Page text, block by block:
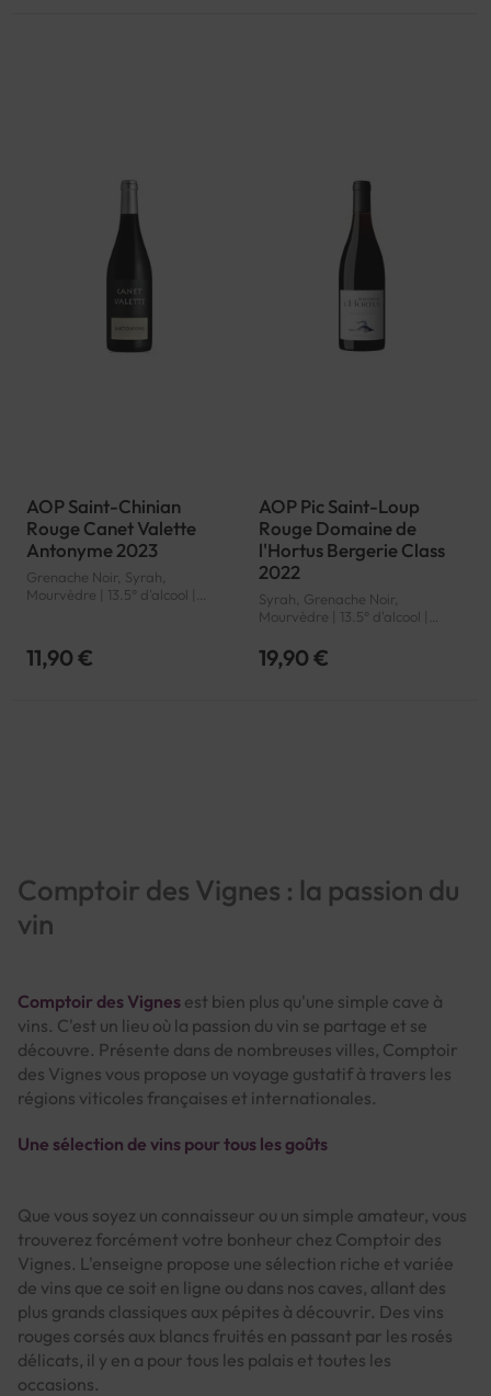
AOP Saint-Chinian
Rouge Canet Valette
Antonyme 2023
Grenache Noir, Syrah,
Mourvèdre | 13.5° d'alcool |
11,90 €
AOP Pic Saint-Loup
Rouge Domaine de
l'Hortus Bergerie Class
2022
Syrah, Grenache Noir,
Mourvèdre | 13.5° d'alcool |
Roussillon | Pic Saint-Loup | AOP
19,90 €
Comptoir des Vignes : la passion du
vin
Comptoir des Vignes est bien plus qu'une simple cave à
vins. C'est un lieu où la passion du vin se partage et se
découvre. Présente dans de nombreuses villes, Comptoir
des Vignes vous propose un voyage gustatif à travers les
régions viticoles françaises et internationales.
Une sélection de vins pour tous les goûts
Que vous soyez un connaisseur ou un simple amateur, vous
trouverez forcément votre bonheur chez Comptoir des
Vignes. L'enseigne propose une sélection riche et variée
de vins que ce soit en ligne ou dans nos caves, allant des
plus grands classiques aux pépites à découvrir. Des vins
rouges corsés aux blancs fruités en passant par les rosés
délicats, il y en a pour tous les palais et toutes les
occasions.